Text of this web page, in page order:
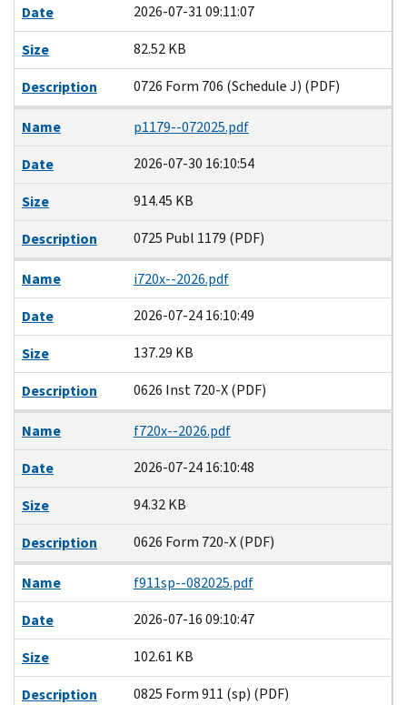
Date
2026-07-31 09:11:07
Size
82.52 KB
Description
0726 Form 706 (Schedule J) (PDF)
Name
p1179--072025.pdf
Date
2026-07-30 16:10:54
Size
914.45 KB
Description
0725 Publ 1179 (PDF)
Name
i720x--2026.pdf
Date
2026-07-24 16:10:49
Size
137.29 KB
Description
0626 Inst 720-X (PDF)
Name
f720x--2026.pdf
Date
2026-07-24 16:10:48
Size
94.32 KB
Description
0626 Form 720-X (PDF)
Name
f911sp--082025.pdf
Date
2026-07-16 09:10:47
Size
102.61 KB
Description
0825 Form 911 (sp) (PDF)